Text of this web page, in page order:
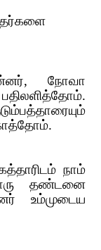
,​​ நோவா
காத்தோம்.
நாம்
தண்டனை
உம்முடைய